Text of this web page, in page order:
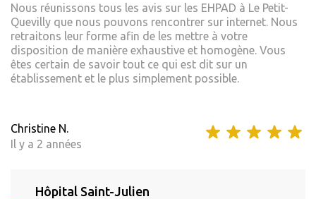
Nous réunissons tous les avis sur les EHPAD à Le Petit-
Quevilly que nous pouvons rencontrer sur internet. Nous
retraitons leur forme afin de les mettre à votre
disposition de manière exhaustive et homogène. Vous
êtes certain de savoir tout ce qui est dit sur un
établissement et le plus simplement possible.
Christine N.
Il y a 2 années
Hôpital Saint-Julien